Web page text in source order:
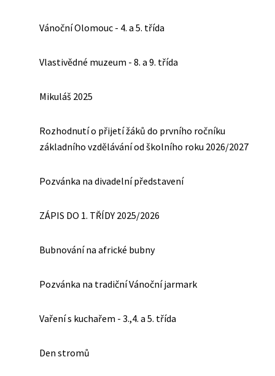
Vánoční Olomouc - 4. a 5. třída
Vlastivědné muzeum - 8. a 9. třída
Mikuláš 2025
Rozhodnutí o přijetí žáků do prvního ročníku
základního vzdělávání od školního roku 2026/2027
Pozvánka na divadelní představení
ZÁPIS DO 1. TŘÍDY 2025/2026
Bubnování na africké bubny
Pozvánka na tradiční Vánoční jarmark
Vaření s kuchařem - 3.,4. a 5. třída
Den stromů